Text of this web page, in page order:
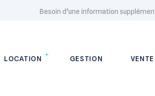
Besoin d’une information
LOCATION GESTION VENTE